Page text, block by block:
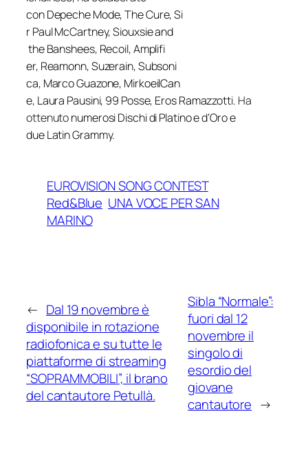
conDepecheMode,TheCure,Si
rPaulMcCartney,Siouxsieand
theBanshees, Recoil,Amplifi
er, Reamonn,Suzerain,Subsoni
ca, MarcoGuazone, MirkoeilCan
e, Laura Pausini, 99 Posse, ErosRamazzotti. Ha
ottenutonumerosiDischidiPlatinoed‘Oroe
dueLatinGrammy.
EUROVISION SONG CONTEST
Red&Blue UNA VOCE PER SAN
MARINO
← Dal 19 novembre è
disponibile in rotazione
radiofonica e su tutte le
piattaforme di streaming
“SOPRAMMOBILI”, il brano
del cantautore Petullà.
Sibla “Normale”:
fuori dal 12
novembre il
singolo di
esordio del
giovane
cantautore →